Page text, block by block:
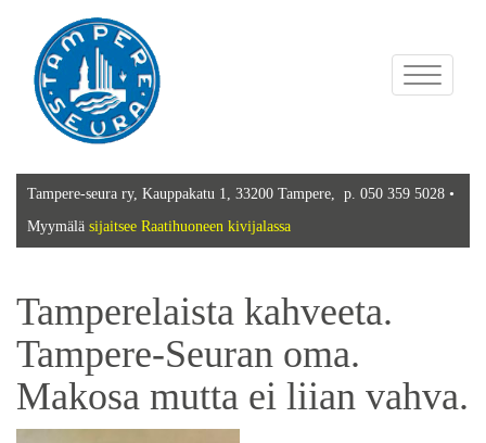
Toggle
navigation
Tampere-seura ry, Kauppakatu 1, 33200 Tampere, p. 050 359 5028 •
Myymälä sijaitsee Raatihuoneen kivijalassa
Tamperelaista kahveeta.
Tampere-Seuran oma.
Makosa mutta ei liian vahva.